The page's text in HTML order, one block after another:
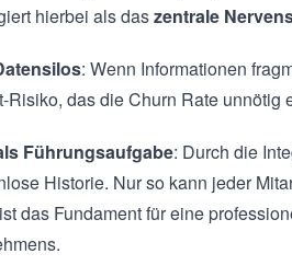
hierbei als daszentrale
: Wenn Informationen
Risiko, das die Churn Rate unnötig
Führungsaufgabe: Durch die
Historie. Nur so kann jeder
das Fundament für eine